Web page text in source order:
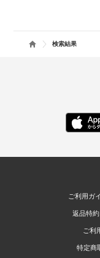
検索結果
ご利用ガ
返品特約
ご利
特定商